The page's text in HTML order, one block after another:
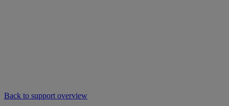
Back to support overview